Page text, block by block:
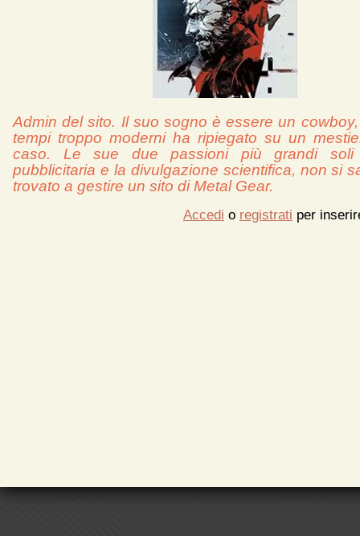
Admin del sito. Il suo sogno è essere un
tempi troppo moderni ha ripiegato su un
caso. Le sue due passioni più grandi soli
pubblicitaria e la divulgazione scientifica, non si
trovato a gestire un sito di Metal Gear.
Accedi o registrati per